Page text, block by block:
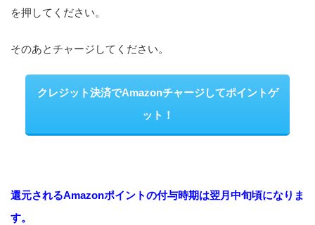
を押してください。
そのあとチャージしてください。
クレジット決済でAmazonチャージしてポイントゲ
ット！
還元されるAmazonポイントの付与時期は翌月中旬頃になりま
す。